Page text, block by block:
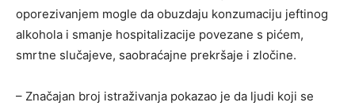
oporezivanjem mogle da obuzdaju konzumaciju jeftinog
alkohola i smanje hospitalizacije povezane s pićem,
smrtne slučajeve, saobraćajne prekršaje i zločine.
– Značajan broj istraživanja pokazao je da ljudi koji se